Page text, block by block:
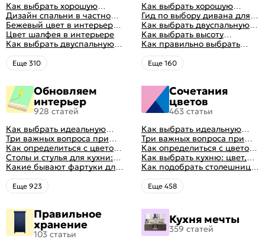
Как выбрать хорошую
кровать для сна
Дизайн спальни в частном
доме: множество идей
оформления идеальных
интерьеров
Бежевый цвет в интерьере
спальни 2024, 40 красивых
интерьеров с фото
Цвет шалфея в интерьере
Как выбрать двуспальную
кровать и матрас
правильно: советы и фото в
интерьере
Eще 310
Как выбрать хорошую
кровать для сна
Гид по выбору дивана для
сна
Как выбрать двуспальную
кровать и матрас
правильно: советы и фото в
интерьере
Как выбрать высоту
матраса
Как правильно выбрать
ортопедический матрас
Eще 160
Обновляем
интерьер
928 статей
Как выбрать идеальную
планировку для кухни
Три важных вопроса при
выборе кухни: готовка,
посуда, комфорт
Как определиться с цветом
кухни: светлые, темные,
яркие
Столы и стулья для кухни:
советы по выбору
Какие бывают фартуки для
кухни: как правильно
выбрать
Eще 923
Сочетания
цветов
463 статьи
Как выбрать идеальную
планировку для кухни
Три важных вопроса при
выборе кухни: готовка,
посуда, комфорт
Как определиться с цветом
кухни: светлые, темные,
яркие
Как выбрать кухню: цвет,
планировка, аксессуары
Как подобрать столешницу
для кухни по цвету
Eще 458
Правильное
хранение
103 статьи
Кухня мечты
359 статей